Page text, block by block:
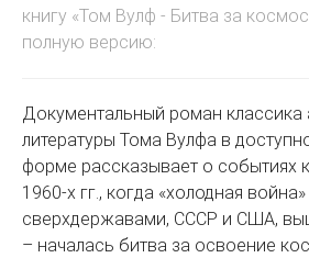
книгу «Том Вулф - Битва за
полную версию:
Документальный роман классика
литературы Тома Вулфа в
форме рассказывает о событиях
1960-х гг., когда «холодная
сверхдержавами, СССР и США,
– началась битва за освоение